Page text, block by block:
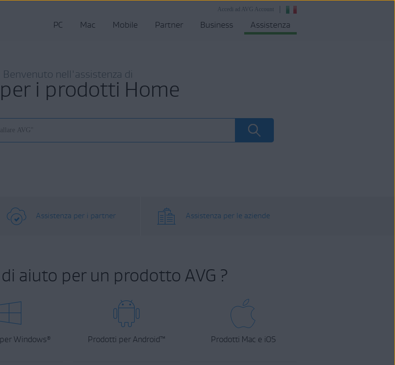
Accedi ad AVG Account
PC Mac Mobile Partner Business Assistenza
Benvenuto nell'assistenza di
i prodotti Home
Assistenza per i partner Assistenza per le aziende
aiuto per un prodotto AVG ?
Windows® Prodotti per Android™ Prodotti Mac e iOS